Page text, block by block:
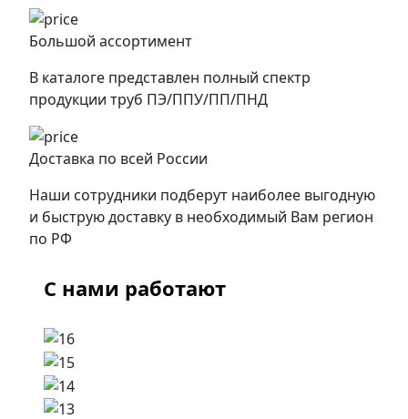
Большой ассортимент
В каталоге представлен полный спектр
продукции труб ПЭ/ППУ/ПП/ПНД
Доставка по всей России
Наши сотрудники подберут наиболее выгодную
и быструю доставку в необходимый Вам регион
по РФ
С нами работают